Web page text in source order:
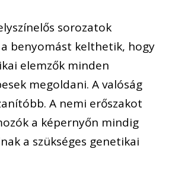
sorozatok
benyomást kelthetik, hogy
elemzők minden
megoldani. A valóság
A nemi erőszakot
a képernyőn mindig
a szükséges genetikai